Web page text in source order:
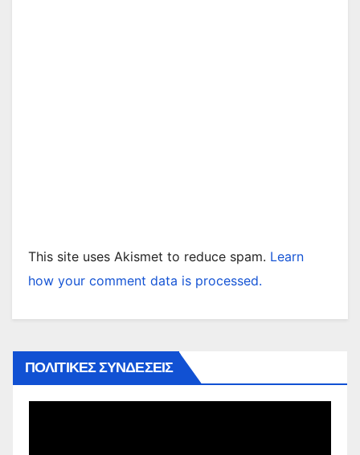
This site uses Akismet to reduce spam. Learn
how your comment data is processed.
ΠΟΛΙΤΙΚΕΣ ΣΥΝΔΕΣΕΙΣ